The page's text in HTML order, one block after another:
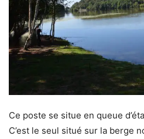
Ce poste se situe en queue
C’est le seul situé sur la berge